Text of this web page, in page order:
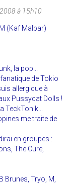
à 15h10
(Kaf Malbar)
la pop...
de Tokio
allergique à
Pussycat Dolls !
TeckTonik...
me traite de
en groupes :
The Cure,
Brunes, Tryo, M,